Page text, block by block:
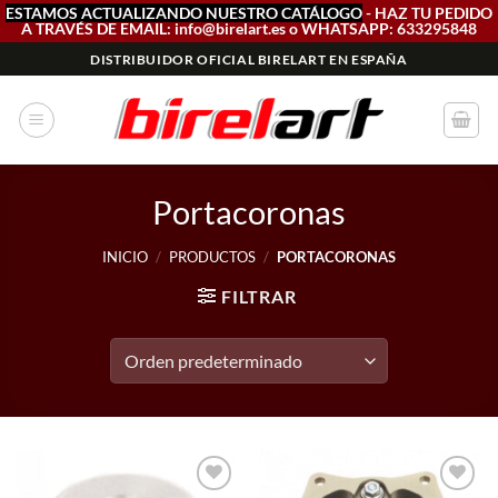
ESTAMOS ACTUALIZANDO NUESTRO CATÁLOGO- HAZ TU PEDIDO
A TRAVÉS DE EMAIL: info@birelart.es o WHATSAPP: 633295848
al
contenido
DISTRIBUIDOR OFICIAL BIRELART EN ESPAÑA
Portacoronas
INICIO / PRODUCTOS / PORTACORONAS
FILTRAR